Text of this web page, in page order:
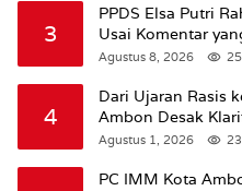
3
PPDS Elsa Putri
Usai Komentar
BPJS
Agustus 8, 2026
4
Dari Ujaran Rasis
Ambon Desak
Tunda Pengibaran
Agustus 1, 2026
PC IMM Kota